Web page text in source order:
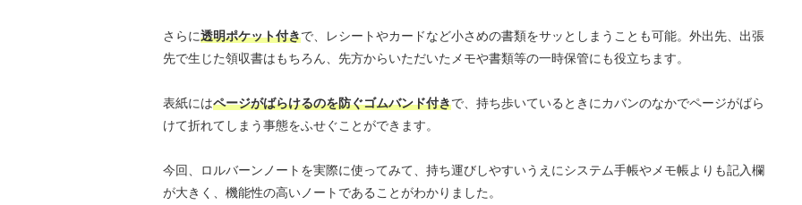
さらに透明ポケット付きで、レシートやカードなど小さめの書類をサッとしまうことも可能。外出先、出張
先で生じた領収書はもちろん、先方からいただいたメモや書類等の一時保管にも役立ちます。
表紙にはページがばらけるのを防ぐゴムバンド付きで、持ち歩いているときにカバンのなかでページがばら
けて折れてしまう事態をふせぐことができます。
今回、ロルバーンノートを実際に使ってみて、持ち運びしやすいうえにシステム手帳やメモ帳よりも記入欄
が大きく、機能性の高いノートであることがわかりました。